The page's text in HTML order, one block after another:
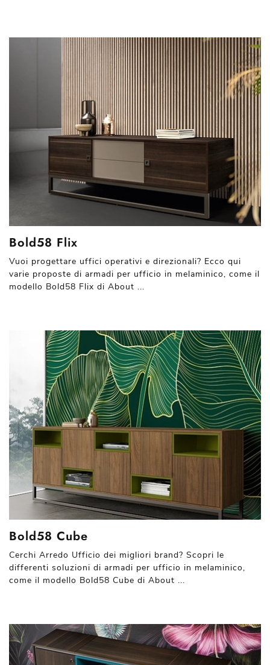
Bold58 Flix
Vuoi progettare uffici operativi e direzionali? Ecco qui
varie proposte di armadi per ufficio in melaminico, come il
modello Bold58 Flix di About ...
Bold58 Cube
Cerchi Arredo Ufficio dei migliori brand? Scopri le
differenti soluzioni di armadi per ufficio in melaminico,
come il modello Bold58 Cube di About ...